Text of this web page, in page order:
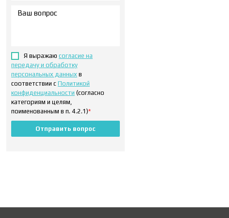
Я выражаю согласие на
передачу и обработку
персональных данных в
соответствии с Политикой
конфиденциальности (согласно
категориям и целям,
поименованным в п. 4.2.1)*
Отправить вопрос